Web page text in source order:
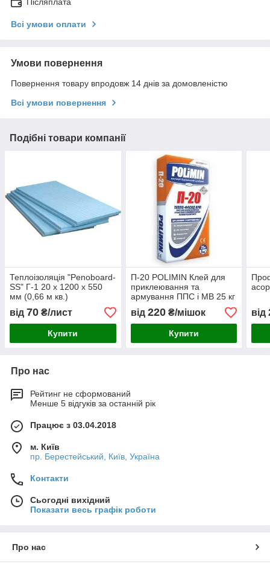
Всі умови оплати
Умови повернення
Повернення товару впродовж 14 днів за домовленістю
Всі умови повернення
Подібні товари компанії
Теплоізоляція "Penoboard-
SS" Г-1 20 х 1200 х 550
мм (0,66 м кв.)
від 70 ₴/лист
Купити
П-20 POLIMIN Клей для
приклеювання та
армування ППС і МВ 25 кг
від 220₴/мішок
Купити
від
Про нас
Рейтинг не сформований
Менше 5 відгуків за останній рік
Працює з 03.04.2018
м. Київ
пр. Берестейський, Київ, Україна
Контакти
Сьогодні вихідний
Показати весь графік роботи
Про нас